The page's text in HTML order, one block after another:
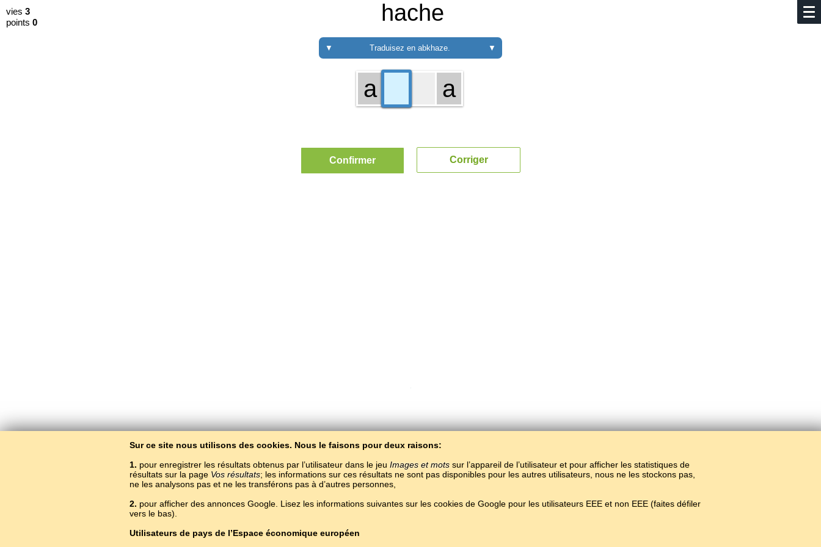
vies 3
points 0 hache
▼ Traduisez en abkhaze. ▼
Sur ce site nous utilisons des cookies. Nous le faisons pour deux raisons:
1. pour enregistrer les résultats obtenus par l’utilisateur dans le jeu Images et mots sur l’appareil de l’utilisateur et pour afficher les statistiques de
résultats sur la page Vos résultats; les informations sur ces résultats ne sont pas disponibles pour les autres utilisateurs, nous ne les stockons pas,
ne les analysons pas et ne les transférons pas à d’autres personnes,
2. pour afficher des annonces Google. Lisez les informations suivantes sur les cookies de Google pour les utilisateurs EEE et non EEE (faites défiler
vers le bas).
Utilisateurs de pays de l’Espace économique européen
Tous droits réservés.